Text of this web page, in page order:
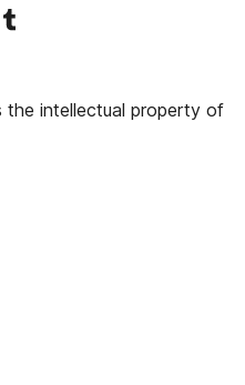
canal do YouTube
Acessar nossa conta no Tumblr
the intellectual property of